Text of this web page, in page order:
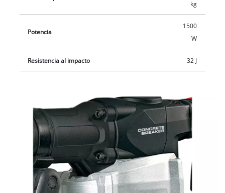
kg
Potencia
1500
W
Resistencia al impacto 32 J